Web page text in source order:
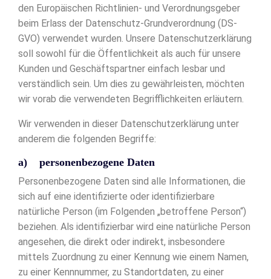
den Europäischen Richtlinien- und Verordnungsgeber
beim Erlass der Datenschutz-Grundverordnung (DS-
GVO) verwendet wurden. Unsere Datenschutzerklärung
soll sowohl für die Öffentlichkeit als auch für unsere
Kunden und Geschäftspartner einfach lesbar und
verständlich sein. Um dies zu gewährleisten, möchten
wir vorab die verwendeten Begrifflichkeiten erläutern.
Wir verwenden in dieser Datenschutzerklärung unter
anderem die folgenden Begriffe:
a) personenbezogene Daten
Personenbezogene Daten sind alle Informationen, die
sich auf eine identifizierte oder identifizierbare
natürliche Person (im Folgenden „betroffene Person“)
beziehen. Als identifizierbar wird eine natürliche Person
angesehen, die direkt oder indirekt, insbesondere
mittels Zuordnung zu einer Kennung wie einem Namen,
zu einer Kennnummer, zu Standortdaten, zu einer